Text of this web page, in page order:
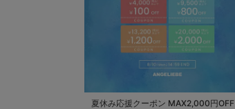
夏休み応援クーポン MAX2,000円OFF